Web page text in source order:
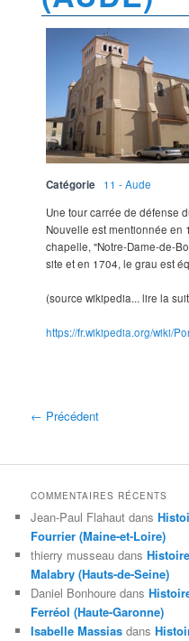
Catégorie
11 - Aude
Une tour carrée de défense
Nouvelle est mentionnée en
chapelle, "Notre-Dame-de-
site et en 1704, le grau est
(source wikipedia... lire la
https://fr.wikipedia.org/wiki/
← Précédent
COMMENTAIRES RÉCENTS
Jean-Paul Flahaut dans
Fourrier (Maine-et-Loire)
thierry musseau dans
Malabry (Hauts-de-Seine)
Daniel Bonhoure dans
Ferréol (Haute-Garonne)
Isabelle Massias dans